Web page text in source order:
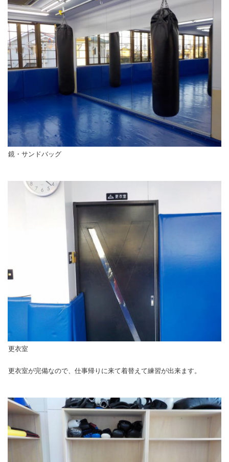
鏡・サンドバッグ
更衣室
更衣室が完備なので、仕事帰りに来て着替えて練習が出来ます。